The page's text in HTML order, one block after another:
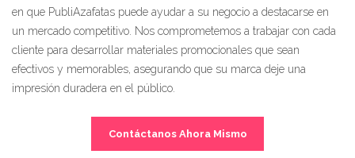
en que PubliAzafatas puede ayudar a su negocio a destacarse en
un mercado competitivo. Nos comprometemos a trabajar con cada
cliente para desarrollar materiales promocionales que sean
efectivos y memorables, asegurando que su marca deje una
impresión duradera en el público.
Contáctanos Ahora Mismo